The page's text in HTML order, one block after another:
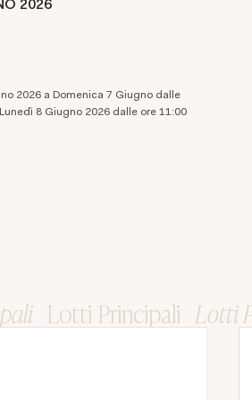
2026
2026 a Domenica 7 Giugno dalle
8 Giugno 2026 dalle ore 11:00
Lotti Principali Lotti
Lotti Principali Lotti